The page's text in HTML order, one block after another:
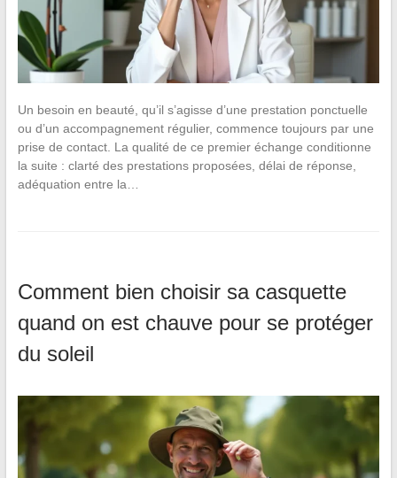
Un besoin en beauté, qu’il s’agisse d’une prestation ponctuelle
ou d’un accompagnement régulier, commence toujours par une
prise de contact. La qualité de ce premier échange conditionne
la suite : clarté des prestations proposées, délai de réponse,
adéquation entre la…
Comment bien choisir sa casquette
quand on est chauve pour se protéger
du soleil